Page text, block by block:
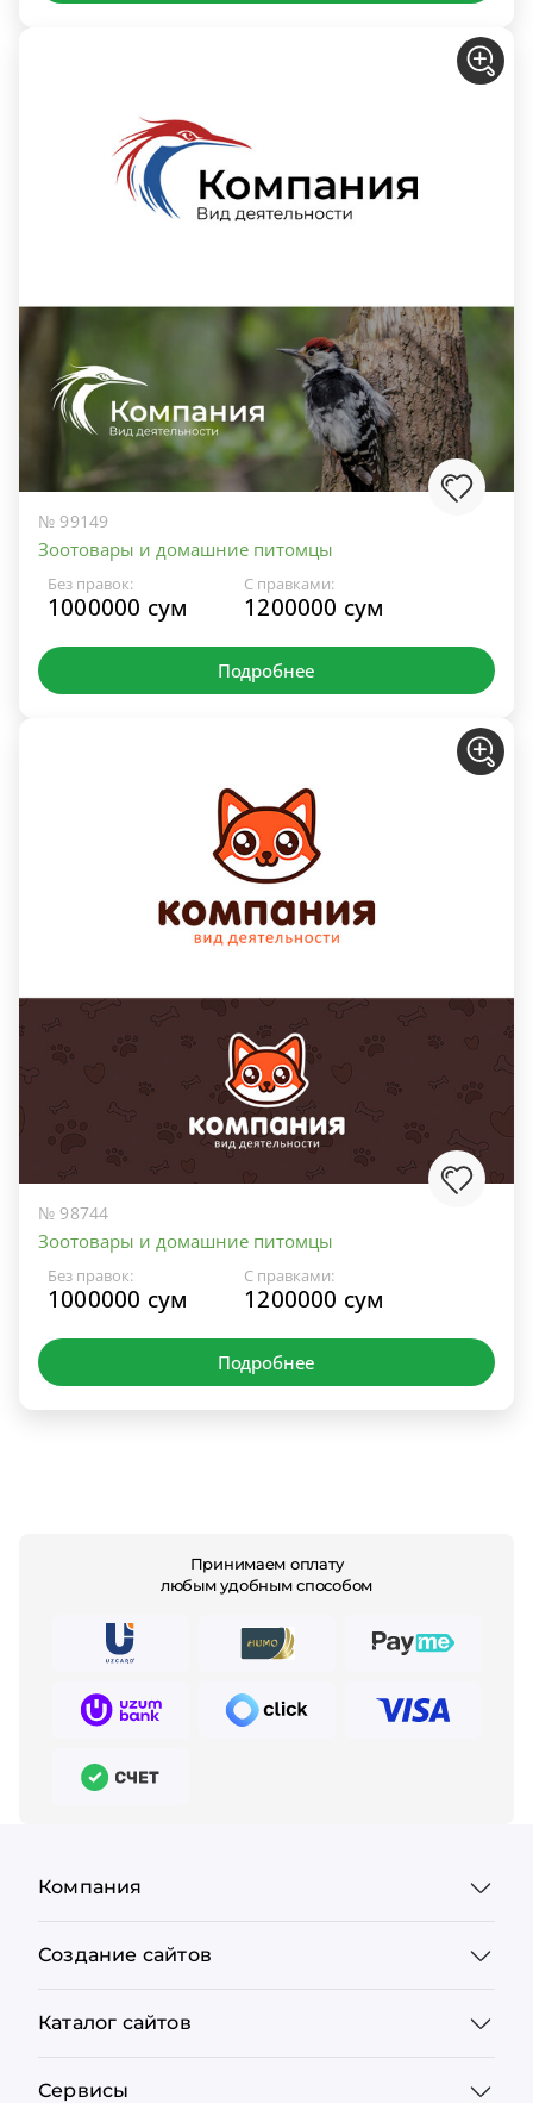
№ 99149
Зоотовары и домашние питомцы
Без правок:
1000000 сум
С правками:
1200000 сум
Подробнее
№ 98744
Зоотовары и домашние питомцы
Без правок:
1000000 сум
С правками:
1200000 сум
Подробнее
Принимаем оплату
любым удобным способом
Компания
Создание сайтов
Каталог сайтов
Сервисы